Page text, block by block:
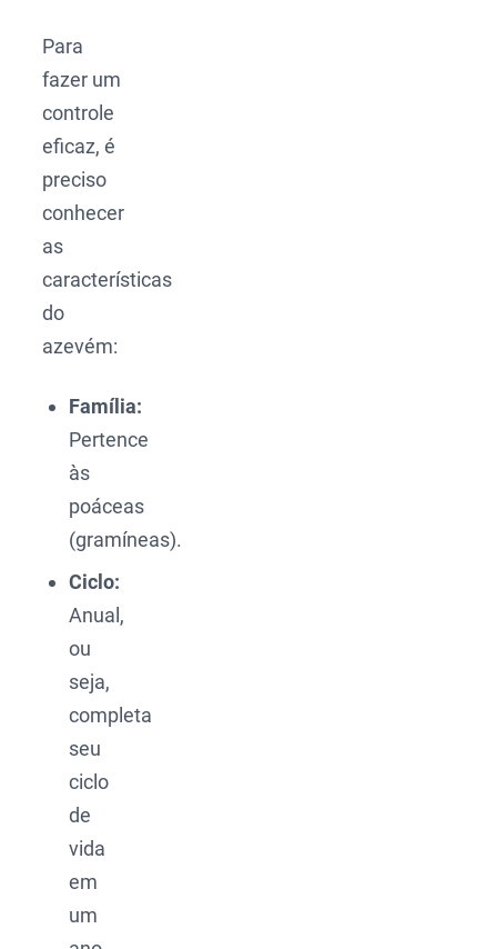
Para
fazer um
controle
eficaz, é
preciso
conhecer
as
características
do
azevém:
Família:
Pertence
às
poáceas
(gramíneas).
Ciclo:
Anual,
ou
seja,
completa
seu
ciclo
de
vida
em
um